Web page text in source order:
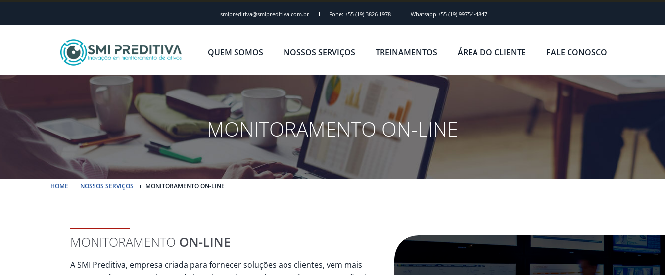
smipreditiva@smipreditiva.com.br Fone: +55 (19) 3826 1978 Whatsapp +55 (19) 99754-4847
QUEM SOMOS NOSSOS SERVIÇOS TREINAMENTOS ÁREA DO CLIENTE FALE CONOSCO
MONITORAMENTO ON-LINE
HOME NOSSOS SERVIÇOS MONITORAMENTO ON-LINE
MONITORAMENTO ON-LINE
A SMI Preditiva, empresa criada para fornecer soluções aos clientes, vem mais